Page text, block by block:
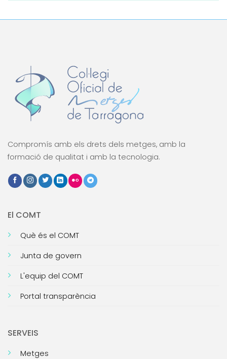
Compromís amb els drets dels metges, amb la
formació de qualitat i amb la tecnologia.
El COMT
Què és el COMT
Junta de govern
L'equip del COMT
Portal transparència
SERVEIS
Metges